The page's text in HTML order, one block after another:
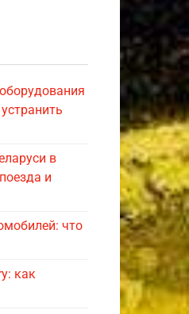
в
и
что
как